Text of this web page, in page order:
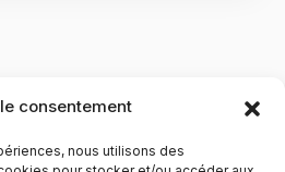
consentement
nous utilisons des